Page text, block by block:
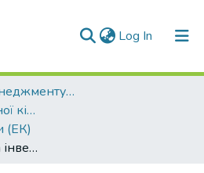
Log In (current)
Факультет менеджменту та маркетингу (ФММ)
Кафедра економічної кібернетики (ЕК)
(ЕК)
Проєктна аналітика інвестиційного забезпечення повоєнного відновлення енергетичних підприємств